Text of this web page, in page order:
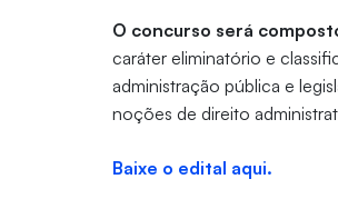
O concurso será
caráter eliminatório e
administração pública e
noções de direito
Baixe o edital aqui.